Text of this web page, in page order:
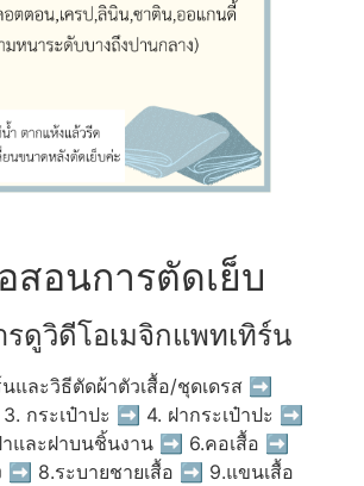
สอนการตัดเย็บ
ดูวิดีโอเมจิกแพทเทิร์น
นและวิธีตัดผ้าตัวเสื้อ/ชุดเดรส ➡
กระเป๋าปะ ➡ 4. ฝากระเป๋าปะ ➡
าและฝาบนชิ้นงาน ➡ 6.คอเสื้อ ➡
➡ 8.ระบายชายเสื้อ ➡ 9.แขนเสื้อ